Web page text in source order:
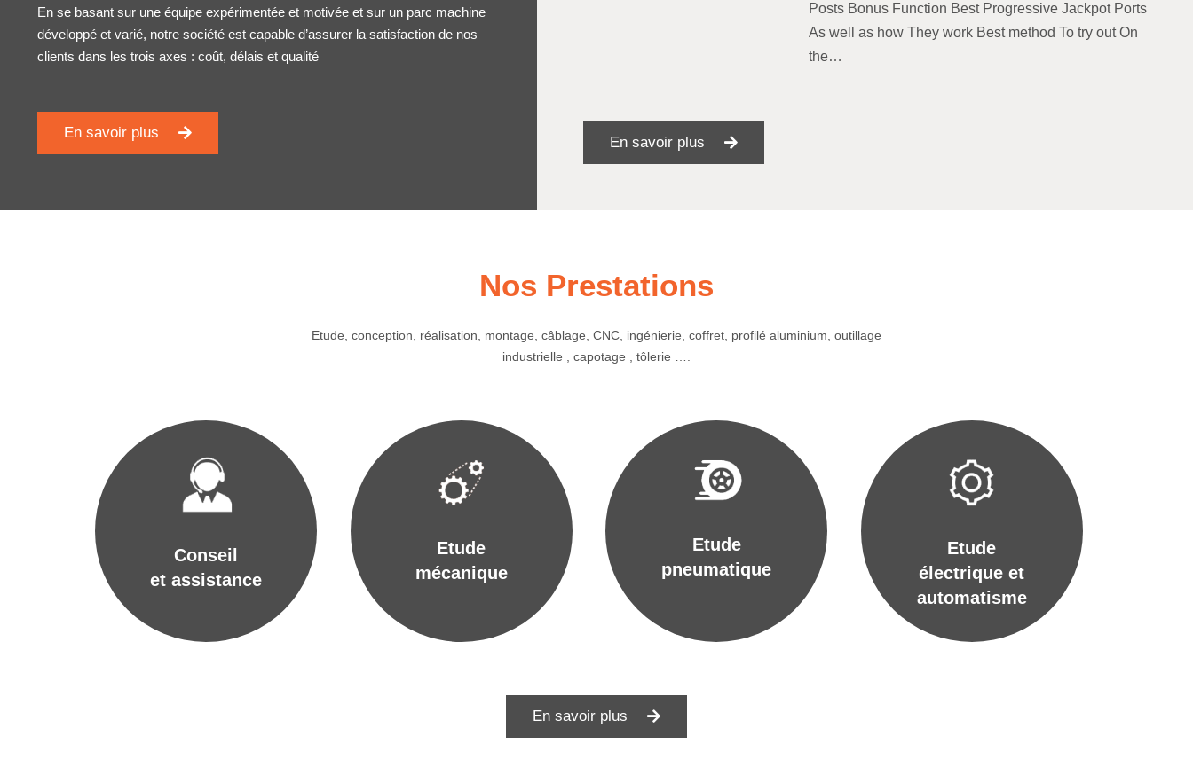
En se basant sur une équipe expérimentée et motivée et sur un parc machine
développé et varié, notre société est capable d’assurer la satisfaction de nos
clients dans les trois axes : coût, délais et qualité
En savoir plus
Posts Bonus Function Best Progressive Jackpot Ports
As well as how They work Best method To try out On
the…
En savoir plus
Nos Prestations
Etude, conception, réalisation, montage, câblage, CNC, ingénierie, coffret, profilé aluminium, outillage
industrielle , capotage , tôlerie ….
Conseil
et assistance
Etude
mécanique
Etude
pneumatique
Etude
électrique et
automatisme
En savoir plus